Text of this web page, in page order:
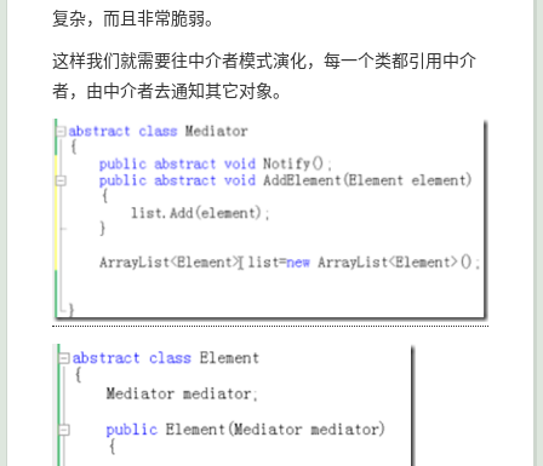
复杂，而且非常脆弱。
这样我们就需要往中介者模式演化，每一个类都引用中介
者，由中介者去通知其它对象。